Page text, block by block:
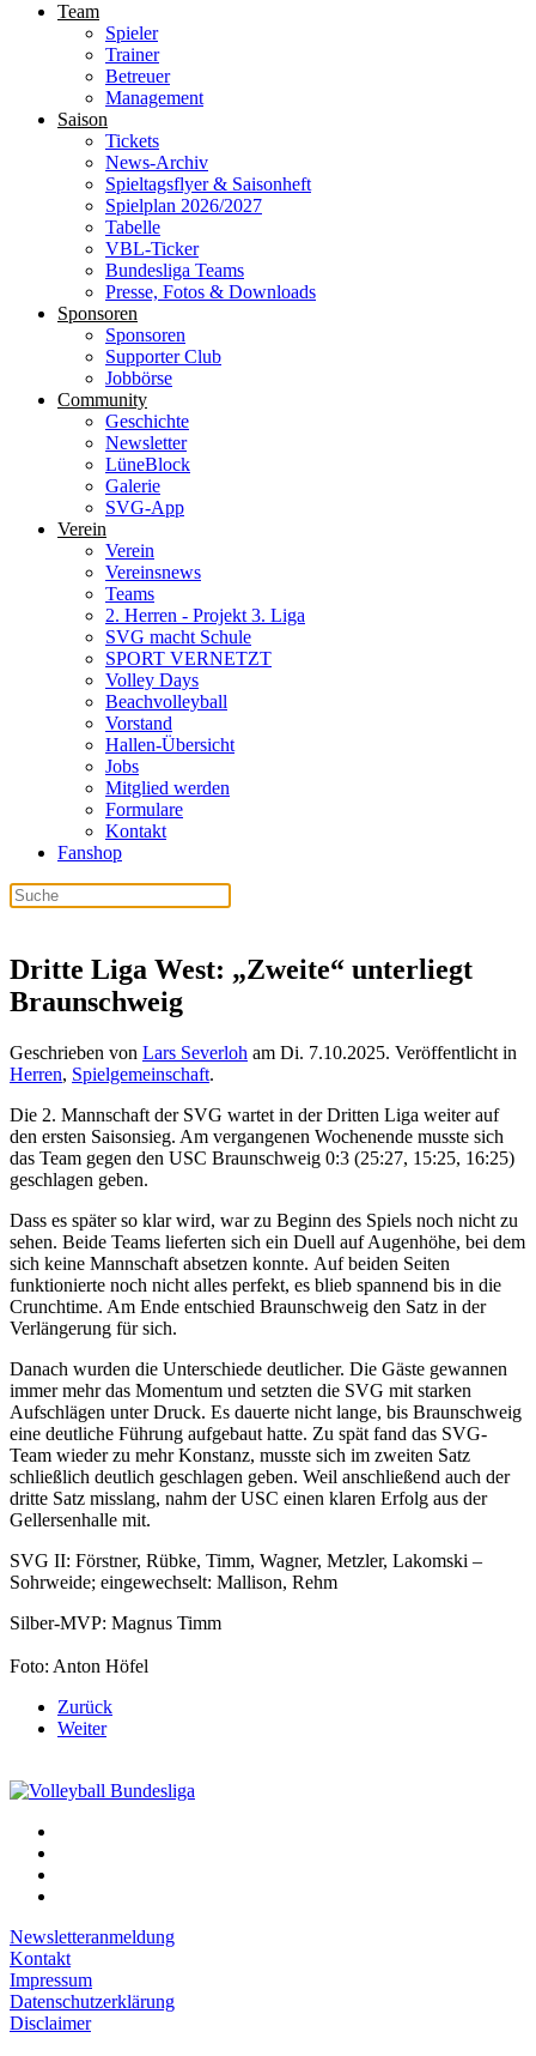
Team
Spieler
Trainer
Betreuer
Management
Saison
Tickets
News-Archiv
Spieltagsflyer & Saisonheft
Spielplan 2026/2027
Tabelle
VBL-Ticker
Bundesliga Teams
Presse, Fotos & Downloads
Sponsoren
Sponsoren
Supporter Club
Jobbörse
Community
Geschichte
Newsletter
LüneBlock
Galerie
SVG-App
Verein
Verein
Vereinsnews
Teams
2. Herren - Projekt 3. Liga
SVG macht Schule
SPORT VERNETZT
Volley Days
Beachvolleyball
Vorstand
Hallen-Übersicht
Jobs
Mitglied werden
Formulare
Kontakt
Fanshop
Dritte Liga West: „Zweite“ unterliegt
Braunschweig
Geschrieben von Lars Severloh am Di. 7.10.2025. Veröffentlicht in
Herren, Spielgemeinschaft.
Die 2. Mannschaft der SVG wartet in der Dritten Liga weiter auf
den ersten Saisonsieg. Am vergangenen Wochenende musste sich
das Team gegen den USC Braunschweig 0:3 (25:27, 15:25, 16:25)
geschlagen geben.
Dass es später so klar wird, war zu Beginn des Spiels noch nicht zu
sehen. Beide Teams lieferten sich ein Duell auf Augenhöhe, bei dem
sich keine Mannschaft absetzen konnte. Auf beiden Seiten
funktionierte noch nicht alles perfekt, es blieb spannend bis in die
Crunchtime. Am Ende entschied Braunschweig den Satz in der
Verlängerung für sich.
Danach wurden die Unterschiede deutlicher. Die Gäste gewannen
immer mehr das Momentum und setzten die SVG mit starken
Aufschlägen unter Druck. Es dauerte nicht lange, bis Braunschweig
eine deutliche Führung aufgebaut hatte. Zu spät fand das SVG-
Team wieder zu mehr Konstanz, musste sich im zweiten Satz
schließlich deutlich geschlagen geben. Weil anschließend auch der
dritte Satz misslang, nahm der USC einen klaren Erfolg aus der
Gellersenhalle mit.
SVG II: Förstner, Rübke, Timm, Wagner, Metzler, Lakomski –
Sohrweide; eingewechselt: Mallison, Rehm
Silber-MVP: Magnus Timm
Foto: Anton Höfel
Zurück
Weiter
Newsletteranmeldung
Kontakt
Impressum
Datenschutzerklärung
Disclaimer